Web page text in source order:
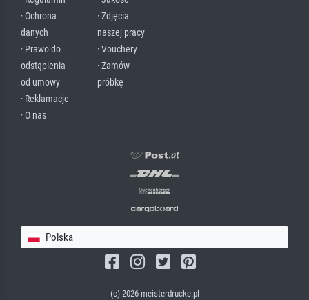
· Ochrona
danych
· Prawo do
odstąpienia
od umowy
· Reklamacje
· O nas
· Zdjęcia
naszej pracy
· Vouchery
· Zamów
próbkę
Polska
(c) 2026 meisterdrucke.pl